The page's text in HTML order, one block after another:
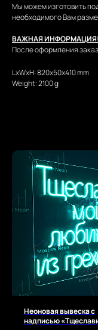
Мы можем изготовить
необходимого Вам
ВАЖНАЯ ИНФОРМАЦИЯ!
После оформления
LxWxH: 820x50x410 mm
Weight: 2100 g
Неоновая вывеска с
надписью